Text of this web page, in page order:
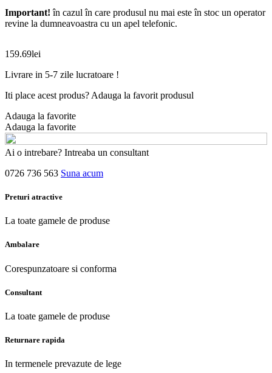
Important! în cazul în care produsul nu mai este în stoc un operator
revine la dumneavoastra cu un apel telefonic.
159.69lei
Livrare in 5-7 zile lucratoare !
Iti place acest produs? Adauga la favorit produsul
Adauga la favorite
Adauga la favorite
Ai o intrebare? Intreaba un consultant
0726 736 563 Suna acum
Preturi atractive
La toate gamele de produse
Ambalare
Corespunzatoare si conforma
Consultant
La toate gamele de produse
Returnare rapida
In termenele prevazute de lege